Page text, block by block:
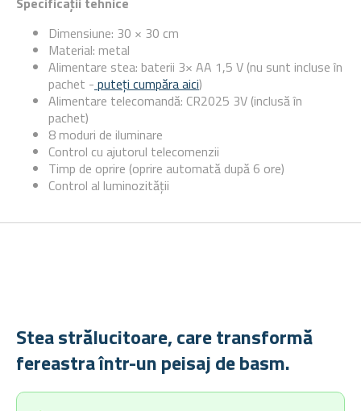
Dimensiune: 30 × 30 cm
Material: metal
Alimentare stea: baterii 3× AA 1,5 V (nu sunt incluse în
pachet - puteți cumpăra aici)
Alimentare telecomandă: CR2025 3V (inclusă în
pachet)
8 moduri de iluminare
Control cu ajutorul telecomenzii
Timp de oprire (oprire automată după 6 ore)
Control al luminozității
Stea strălucitoare, care transformă
fereastra într-un peisaj de basm.